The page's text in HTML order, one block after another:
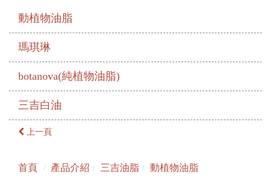
動植物油脂
瑪琪琳
botanova(純植物油脂)
三吉白油
上一頁
首頁 產品介紹 三吉油脂 動植物油脂